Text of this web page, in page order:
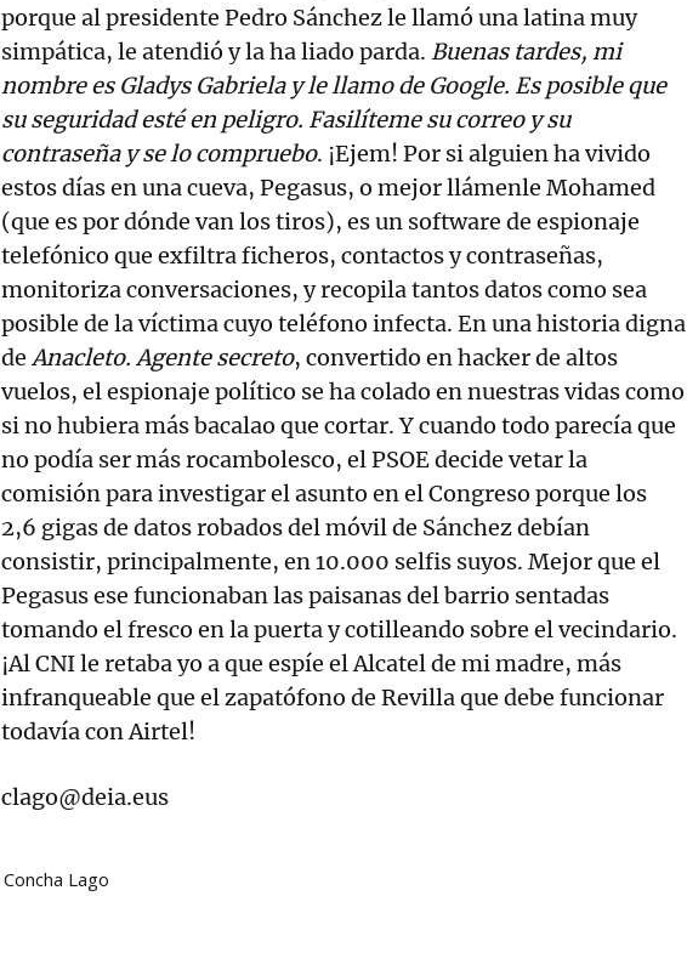
porque al presidente Pedro Sánchez le llamó una latina muy
simpática, le atendió y la ha liado parda. Buenas tardes, mi
nombre es Gladys Gabriela y le llamo de Google. Es posible que
su seguridad esté en peligro. Fasilíteme su correo y su
contraseña y se lo compruebo. ¡Ejem! Por si alguien ha vivido
estos días en una cueva, Pegasus, o mejor llámenle Mohamed
(que es por dónde van los tiros), es un software de espionaje
telefónico que exfiltra ficheros, contactos y contraseñas,
monitoriza conversaciones, y recopila tantos datos como sea
posible de la víctima cuyo teléfono infecta. En una historia digna
deAnacleto. Agente secreto, convertido en hacker de altos
vuelos, el espionaje político se ha colado en nuestras vidas como
si no hubiera más bacalao que cortar. Y cuando todo parecía que
no podía ser más rocambolesco, el PSOE decide vetar la
comisión para investigar el asunto en el Congreso porque los
2,6 gigas de datos robados del móvil de Sánchez debían
consistir, principalmente, en 10.000 selfis suyos. Mejor que el
Pegasus ese funcionaban las paisanas del barrio sentadas
tomando el fresco en la puerta y cotilleando sobre el vecindario.
¡Al CNI le retaba yo a que espíe el Alcatel de mi madre, más
infranqueable que el zapatófono de Revilla que debe funcionar
todavía con Airtel!
clago@deia.eus
Concha Lago